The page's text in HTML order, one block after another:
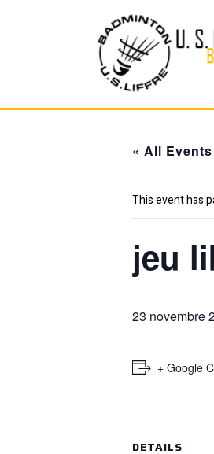
« All Events
This event has
jeu
23 novembre
+ Google
DETAILS